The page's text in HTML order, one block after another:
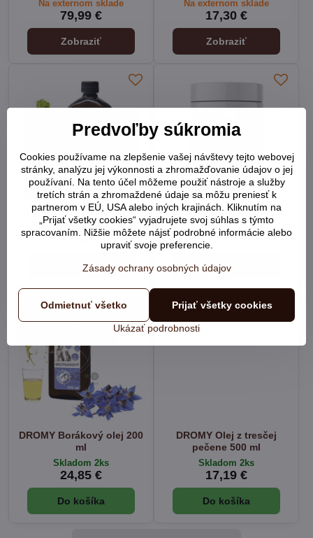
Na externom sklade
79,99 €
Zobraziť
Na externom sklade
17,30 €
Zobraziť
DROMY DHA Vet oil 500ml
Skladom 2ks
17,49 €
Do košíka
DROMY Coconut oil 600g
Skladom 1ks
10,79 €
Do košíka
DROMY Borákový olej 200
ml
Skladom 2ks
24,85 €
Do košíka
DROMY Olej z tresčej
pečene 500 ml
Skladom 2ks
17,19 €
Do košíka
Predvoľby súkromia
Cookies používame na zlepšenie vašej návštevy tejto webovej
stránky, analýzu jej výkonnosti a zhromažďovanie údajov o jej
používaní. Na tento účel môžeme použiť nástroje a služby
tretích strán a zhromaždené údaje sa môžu preniesť k
partnerom v EÚ, USA alebo iných krajinách. Kliknutím na
„Prijať všetky cookies“ vyjadrujete svoj súhlas s týmto
spracovaním. Nižšie môžete nájsť podrobné informácie alebo
upraviť svoje preferencie.
Zásady ochrany osobných údajov
Ukázať podrobnosti
Prijať všetky cookies
Odmietnuť všetko